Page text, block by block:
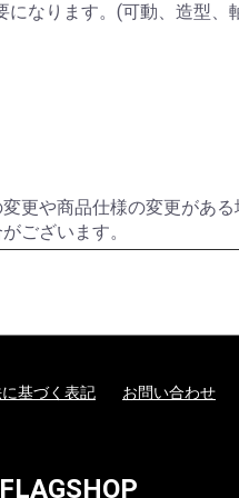
なります。(可動、造型、
や商品仕様の変更がある
ございます。
基づく表記 お問い合わせ